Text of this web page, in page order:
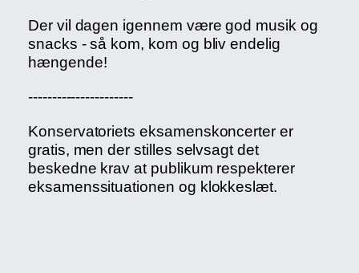
Der vil dagen igennem være god musik og
snacks - så kom, kom og bliv endelig
hængende!
----------------------
Konservatoriets eksamenskoncerter er
gratis, men der stilles selvsagt det
beskedne krav at publikum respekterer
eksamenssituationen og klokkeslæt.